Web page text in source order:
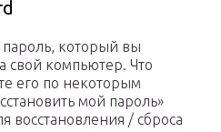
пароль, который вы
свой компьютер. Что
его по некоторым
мой пароль»
восстановления / сброса